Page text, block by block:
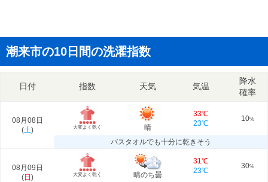
潮来市の10日間の洗濯指数
日付 指数 天気 気温
降水
確率
08月08日
(土) 大変よく乾く 晴
33℃
23℃
10%
バスタオルでも十分に乾きそう
08月09日
(日 ) 大変よく乾く 晴のち曇
31℃
23℃
30%